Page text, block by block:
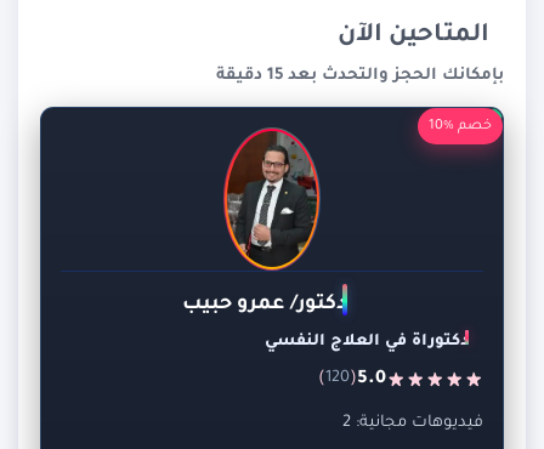
المتاحين الآن
بإمكانك الحجز والتحدث بعد 15 دقيقة
خصم %10
دكتور/ عمرو حبيب
دكتوراة في العلاج النفسي
5.0
(
120
)
فيديوهات مجانية: 2